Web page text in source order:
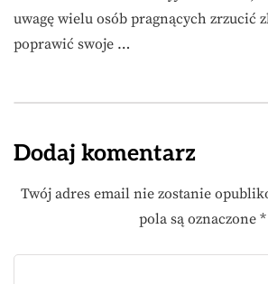
uwagę wielu osób pragnących zrzucić
poprawić swoje …
Dodaj komentarz
Twój adres email nie zostanie
pola są oznaczone *